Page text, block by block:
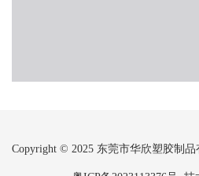
Copyright © 2025 东莞市华欣塑胶制